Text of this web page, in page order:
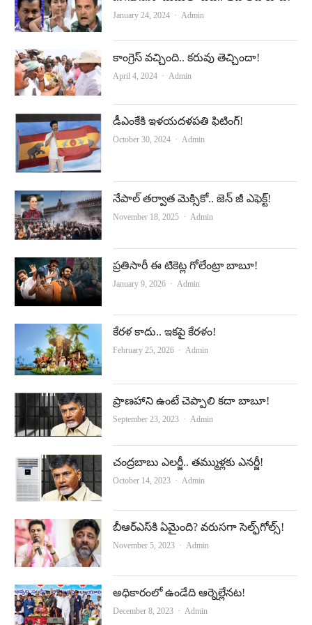
January 24, 2024 Author
Admin
కాంగ్రెస్‌ వచ్చింది.. కరువు తెచ్చిందా!
April 4, 2024 Author
Admin
డీఎంకేకి ఇళ‌య‌ద‌ళ‌ప‌తి ఫిటింగ్!
October 30, 2024 Author
Admin
నేపాల్‌ తర్వాత మెక్సికో.. జెన్‌ జీ ఎఫెక్ట్‌!
November 18, 2025 Author
Admin
ప్రతిసారీ ఈ టికెట్ల గోలేంట్రా బాబూ!
January 9, 2026 Author
Admin
కేర‌ళ కాదు.. ఇక‌పై కేర‌ళం!
February 25, 2026 Author
Admin
ప్రాణహాని ఉంటే చెప్పాలి కదా బాబూ!
September 23, 2023 Author
Admin
చంద్రబాబు ఎలర్జీ.. తమ్ముళ్లకు ఎనర్జీ!
October 14, 2023 Author
Admin
బీఆర్‌ఎస్‌కి ఏమైంది? వరుసగా సెల్ఫ్‌గోల్స్‌!
November 5, 2023 Author
Admin
అధికారంలో ఉండేది ఆర్నెల్లేనట!
December 8, 2023 Author
Admin